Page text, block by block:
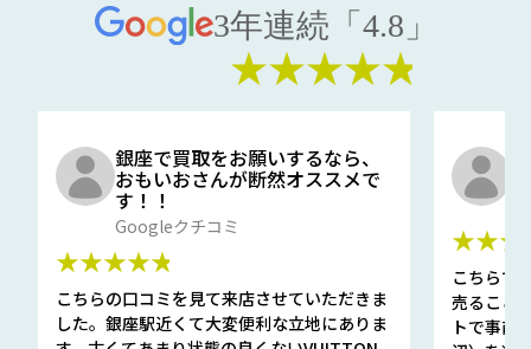
3年連続「4.8」
★★★★★
銀座で買取をお願いするなら、
おもいおさんが断然オススメで
す！！
Googleクチコミ
★★★★★
こちらの口コミを見て来店させていただきま
した。銀座駅近くて大変便利な立地にありま
こちらで
売ること
トで事前